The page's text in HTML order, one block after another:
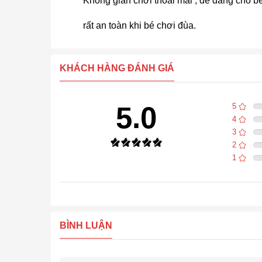
rất an toàn khi bé chơi đùa.
KHÁCH HÀNG ĐÁNH GIÁ
5.0 5
4
3
2
1
BÌNH LUẬN